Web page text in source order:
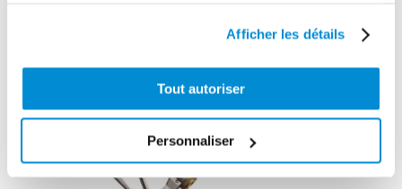
Afficher les détails
Tout autoriser
Personnaliser